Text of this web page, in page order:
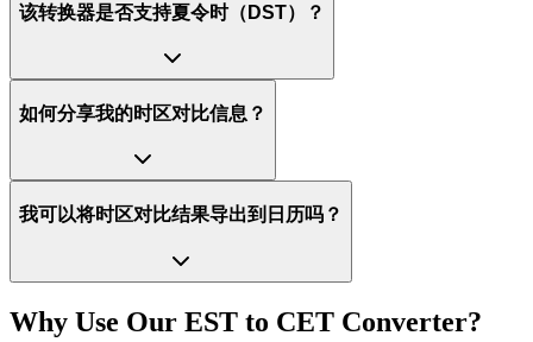
该转换器是否支持夏令时（DST）？
如何分享我的时区对比信息？
我可以将时区对比结果导出到日历吗？
Why Use Our EST to CET Converter?